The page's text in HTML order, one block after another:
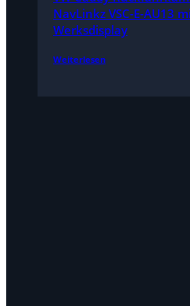
NavLinkz VSC-E-AU13
Werksdisplay
Weiterlesen